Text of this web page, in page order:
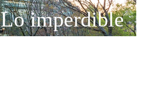
Lo imperdible